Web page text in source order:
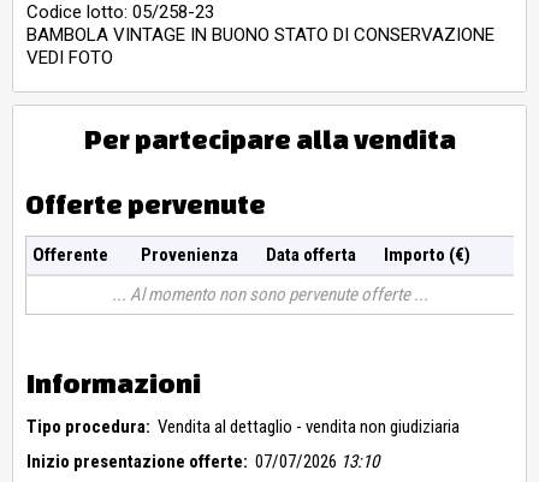
Codice lotto: 05/258-23
BAMBOLA VINTAGE IN BUONO STATO DI CONSERVAZIONE
VEDI FOTO
Per partecipare alla vendita
Offerte pervenute
Offerente Provenienza Data offerta
Importo (€)
Al momento non sono pervenute offerte
Informazioni
Tipo procedura: Vendita al dettaglio - vendita non giudiziaria
Inizio presentazione offerte: 07/07/2026 13:10